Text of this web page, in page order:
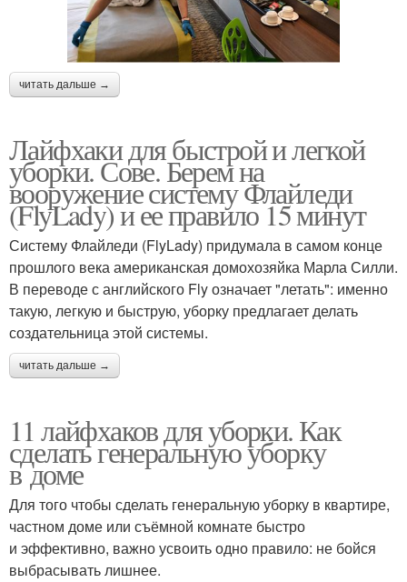
читать дальше →
Лайфхаки для быстрой и легкой
уборки. Сове. Берем на
вооружение систему Флайледи
(FlyLady) и ее правило 15 минут
Систему Флайледи (FlyLady) придумала в самом конце
прошлого века американская домохозяйка Марла Силли.
В переводе с английского Fly означает "летать": именно
такую, легкую и быструю, уборку предлагает делать
создательница этой системы.
читать дальше →
11 лайфхаков для уборки. Как
сделать генеральную уборку
в доме
Для того чтобы сделать генеральную уборку в квартире,
частном доме или съёмной комнате быстро
и эффективно, важно усвоить одно правило: не бойся
выбрасывать лишнее.